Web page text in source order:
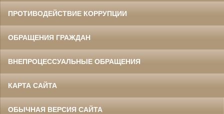
ПРОТИВОДЕЙСТВИЕ КОРРУПЦИИ
ОБРАЩЕНИЯ ГРАЖДАН
ВНЕПРОЦЕССУАЛЬНЫЕ ОБРАЩЕНИЯ
КАРТА САЙТА
ОБЫЧНАЯ ВЕРСИЯ САЙТА